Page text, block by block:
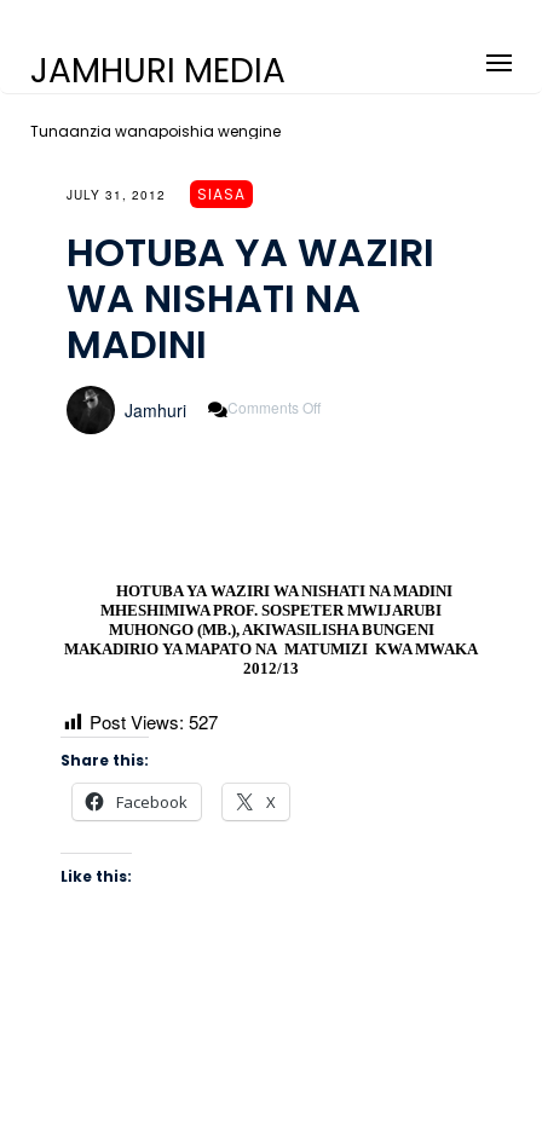
JAMHURI MEDIA
Tunaanzia wanapoishia wengine
JULY 31, 2012 SIASA
HOTUBA YA WAZIRI
WA NISHATI NA
MADINI
Jamhuri Comments Off
HOTUBA YA WAZIRI WA NISHATI NA MADINI
MHESHIMIWA PROF. SOSPETER MWIJARUBI
MUHONGO (MB.), AKIWASILISHA BUNGENI
MAKADIRIO YA MAPATO NA MATUMIZI KWA MWAKA
2012/13
Post Views: 527
Share this:
Facebook X
Like this: